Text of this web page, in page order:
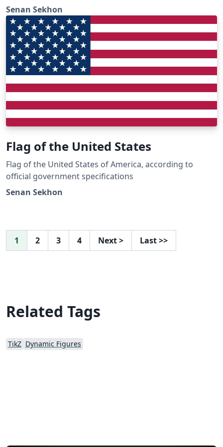
Senan Sekhon
Flag of the United States
Flag of the United States of America, according to
official government specifications
Senan Sekhon
1 2 3 4 Next> Last>>
Related Tags
TikZ Dynamic Figures